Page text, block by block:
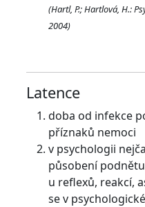
(Hartl, P.; Hartlová, H.:
2004)
Latence
doba od infekce
příznaků nemoci
v psychologii
působení
u reflexů, reakcí,
se v